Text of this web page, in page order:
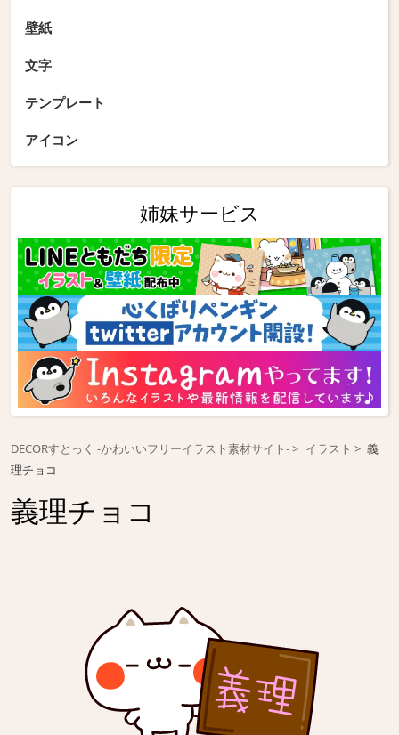
壁紙
文字
テンプレート
アイコン
姉妹サービス
DECORすとっく -かわいいフリーイラスト素材サイト- イラスト
義
理チョコ
義理チョコ